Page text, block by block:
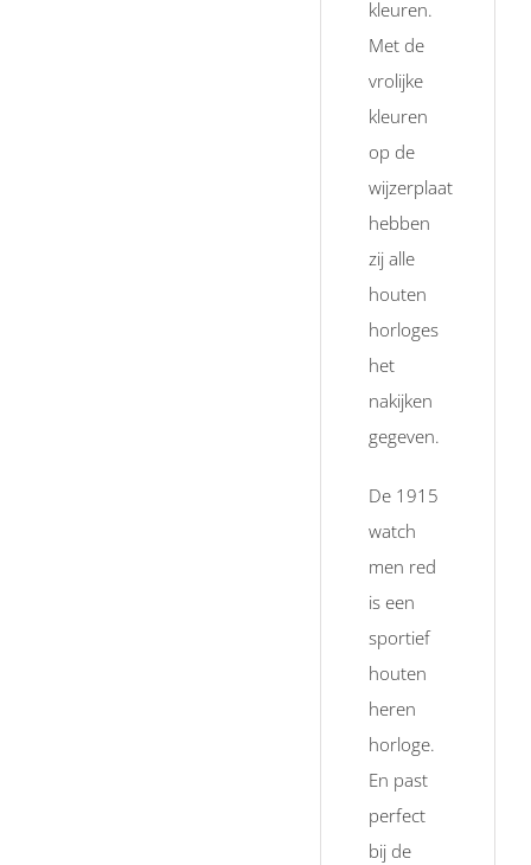
kleuren.
Met de
vrolijke
kleuren
op de
wijzerplaat
hebben
zij alle
houten
horloges
het
nakijken
gegeven.
De 1915
watch
men red
is een
sportief
houten
heren
horloge.
En past
perfect
bij de